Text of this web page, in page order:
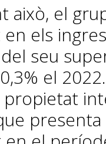
això, el
els
seu
el